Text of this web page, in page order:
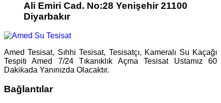
Ali Emiri Cad. No:28 Yenişehir 21100
Diyarbakır
Amed Tesisat, Sıhhi Tesisat, Tesisatçı, Kameralı Su Kaçağı
Tespiti Amed 7/24 Tıkanıklık Açma Tesisat Ustamız 60
Dakikada Yanınızda Olacaktır.
Bağlantılar